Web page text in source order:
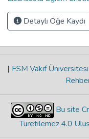
Detaylı Öğe Kaydı
| FSM Vakıf Üniversitesi
Bu site
Türetilemez 4.0